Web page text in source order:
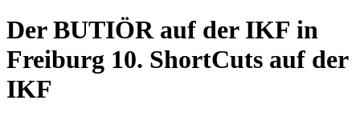
Der BUTIÖR auf der IKF in
Freiburg 10. ShortCuts auf der
IKF